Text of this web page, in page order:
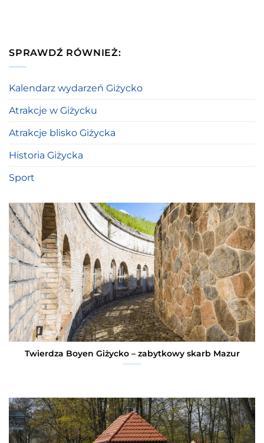
SPRAWDŹ RÓWNIEŻ:
Kalendarz wydarzeń Giżycko
Atrakcje w Giżycku
Atrakcje blisko Giżycka
Historia Giżycka
Sport
Twierdza Boyen Giżycko – zabytkowy skarb Mazur